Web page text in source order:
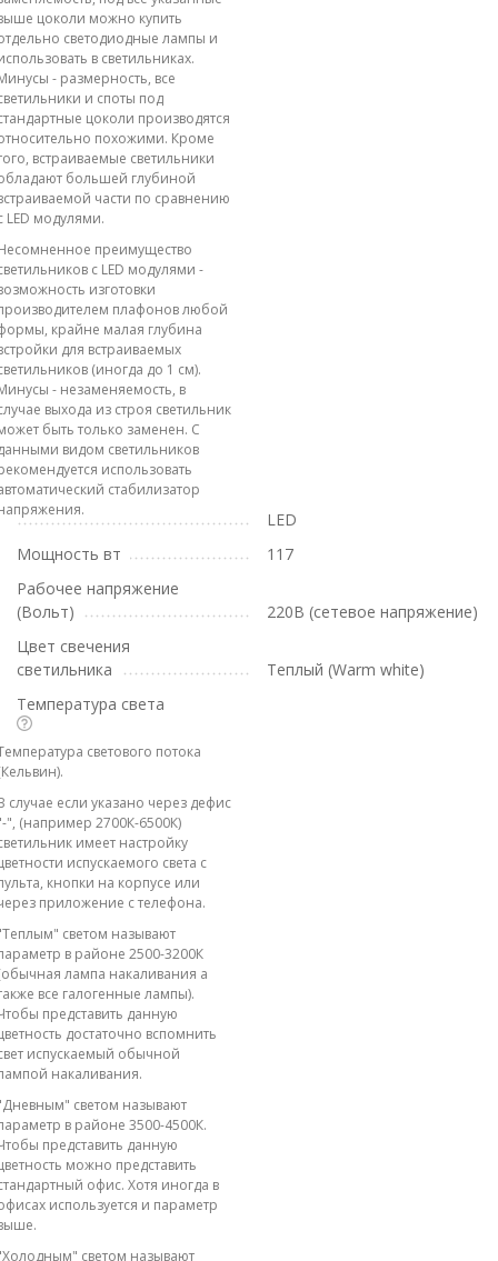
цоколи можно купить
светодиодные лампы и
в светильниках.
- размерность, все
и споты под
цоколи производятся
похожими. Кроме
встраиваемые светильники
большей глубиной
части по сравнению
LED модулями.
преимущество
с LED модулями -
изготовки
плафонов любой
крайне малая глубина
для встраиваемых
(иногда до 1 см).
- незаменяемость, в
выхода из строя светильник
быть только заменен. С
видом светильников
использовать
стабилизатор
LED
Мощность вт
117
Рабочее напряжение
(Вольт)
220В (сетевое напряжение)
Цвет свечения
светильника
Теплый (Warm white)
Температура света
светового потока
случае если указано через дефис
", (например 2700К-6500К)
имеет настройку
испускаемого света с
кнопки на корпусе или
приложение с телефона.
светом называют
в районе 2500-3200К
лампа накаливания а
все галогенные лампы).
представить данную
достаточно вспомнить
испускаемый обычной
накаливания.
светом называют
в районе 3500-4500К.
представить данную
можно представить
офис. Хотя иногда в
используется и параметр
светом называют